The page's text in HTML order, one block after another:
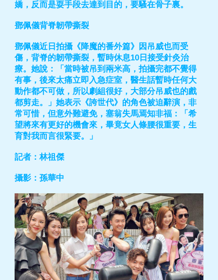
嬌，反而是耍手段去達到目的，要騷在骨子裏。
鄧佩儀背脊韌帶撕裂
鄧佩儀近日拍攝《降魔的番外篇》因吊威也而受
傷，背脊的韌帶撕裂，暫時休息10日接受針灸治
療。她說：「當時被吊到兩米高，拍攝完都不覺得
有事，後來太痛立即入急症室，醫生話暫時任何大
動作都不可做，所以劇組很好，大部分吊威也的戲
都剪走。」她表示《誇世代》的角色被迫辭演，非
常可惜，但意外難避免，塞翁失馬焉知非福：「希
望將來有更好的機會來，畢竟女人條腰很重要，生
育對我而言很緊要。」
記者：林祖傑
攝影：孫華中